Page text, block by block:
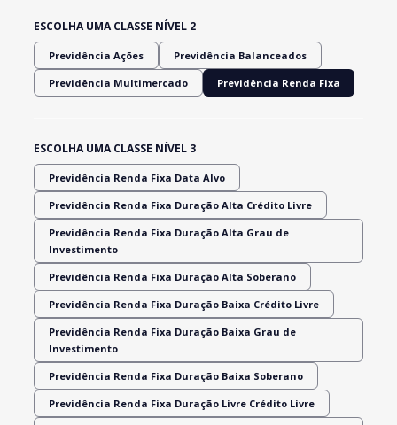
ESCOLHA UMA CLASSE NÍVEL 2
Previdência Ações Previdência Balanceados
Previdência Multimercado Previdência Renda Fixa
ESCOLHA UMA CLASSE NÍVEL 3
Previdência Renda Fixa Data Alvo
Previdência Renda Fixa Duração Alta Crédito Livre
Previdência Renda Fixa Duração Alta Grau de
Investimento
Previdência Renda Fixa Duração Alta Soberano
Previdência Renda Fixa Duração Baixa Crédito Livre
Previdência Renda Fixa Duração Baixa Grau de
Investimento
Previdência Renda Fixa Duração Baixa Soberano
Previdência Renda Fixa Duração Livre Crédito Livre